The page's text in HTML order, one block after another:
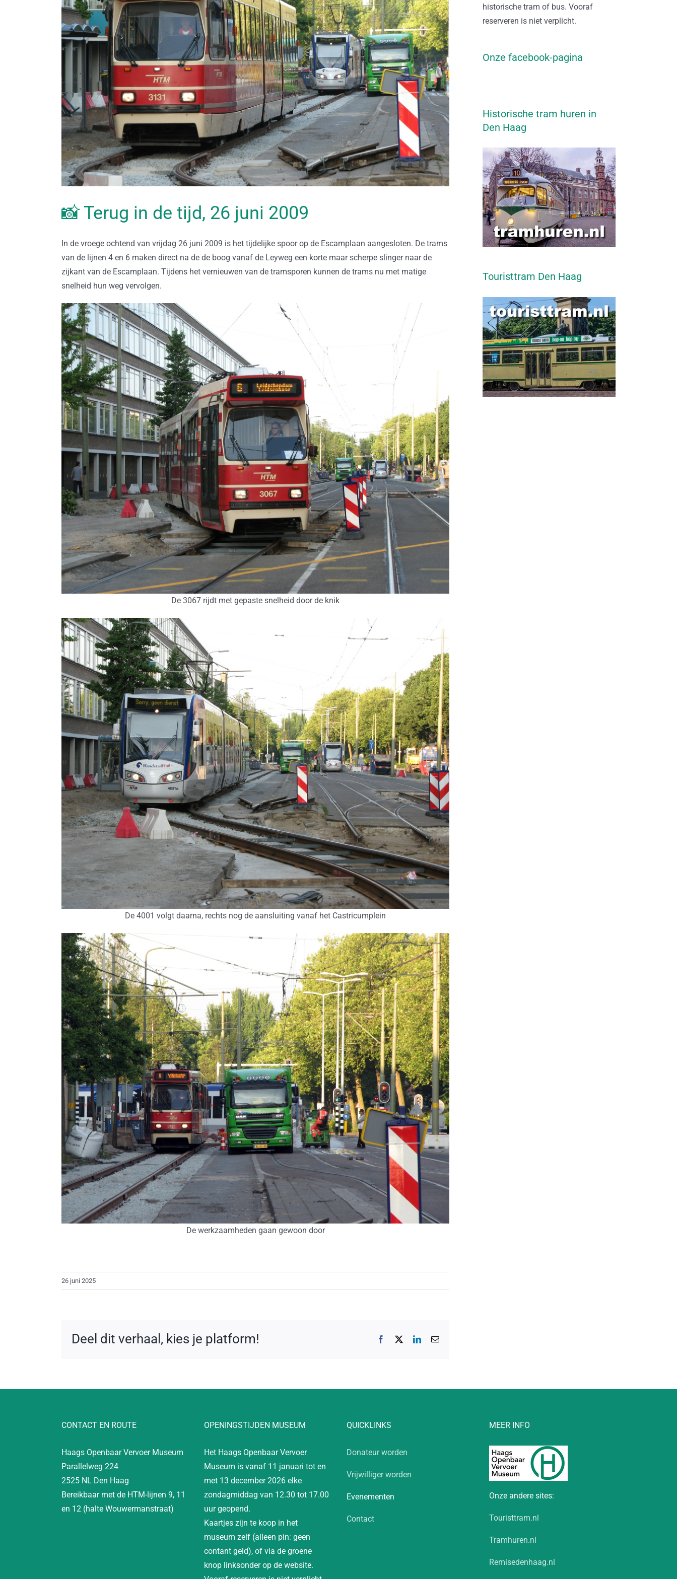
📸 Terug in de tijd, 26 juni 2009
In de vroege ochtend van vrijdag 26 juni 2009 is het tijdelijke spoor op de Escamplaan aangesloten. De trams
van de lijnen 4 en 6 maken direct na de de boog vanaf de Leyweg een korte maar scherpe slinger naar de
zijkant van de Escamplaan. Tijdens het vernieuwen van de tramsporen kunnen de trams nu met matige
snelheid hun weg vervolgen.
De 3067 rijdt met gepaste snelheid door de knik
De 4001 volgt daarna, rechts nog de aansluiting vanaf het Castricumplein
De werkzaamheden gaan gewoon door
26 juni 2025
Deel dit verhaal, kies je platform! Facebook LinkedIn
E-
historische tram of bus. Vooraf
reserveren is niet verplicht.
Onze facebook-pagina
Historische tram huren in
Den Haag
Touristtram Den Haag
CONTACT EN ROUTE
Haags Openbaar Vervoer Museum
Parallelweg 224
2525 NL Den Haag
Bereikbaar met de HTM-lijnen 9, 11
en 12 (halte Wouwermanstraat)
OPENINGSTIJDEN MUSEUM
Het Haags Openbaar Vervoer
Museum is vanaf 11 januari tot en
met 13 december 2026 elke
zondagmiddag van 12.30 tot 17.00
uur geopend.
Kaartjes zijn te koop in het
museum zelf (alleen pin: geen
contant geld), of via de groene
knop linksonder op de website.
QUICKLINKS
Donateur worden
Vrijwilliger worden
Evenementen
Contact
MEER INFO
Onze andere sites:
Touristtram.nl
Tramhuren.nl
Remisedenhaag.nl